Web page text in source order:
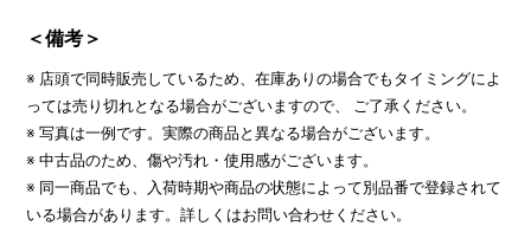
＜備考＞
※ 店頭で同時販売しているため、在庫ありの場合でもタイミングによ
っては売り切れとなる場合がございますので、 ご了承ください。
※ 写真は一例です。実際の商品と異なる場合がございます。
※ 中古品のため、傷や汚れ・使用感がございます。
※ 同一商品でも、入荷時期や商品の状態によって別品番で登録されて
いる場合があります。詳しくはお問い合わせください。